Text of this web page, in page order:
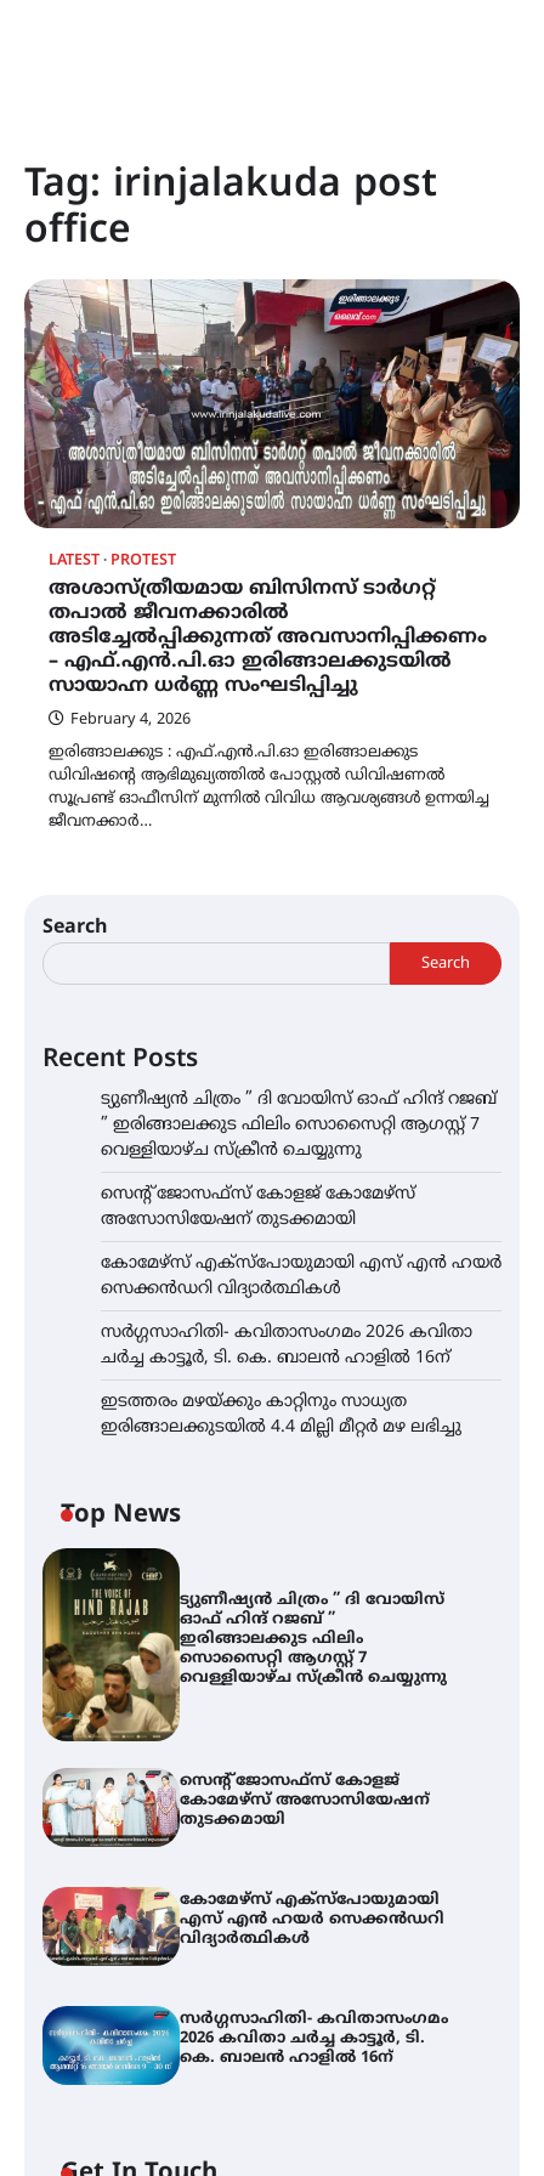
Tag: irinjalakuda post
office
LATEST PROTEST
അശാസ്ത്രീയമായ ബിസിനസ് ടാർഗറ്റ്
തപാൽ ജീവനക്കാരിൽ
അടിച്ചേൽപ്പിക്കുന്നത് അവസാനിപ്പിക്കണം
– എഫ്.എൻ.പി.ഓ ഇരിങ്ങാലക്കുടയിൽ
സായാഹ്ന ധർണ്ണ സംഘടിപ്പിച്ചു
February 4, 2026
ഇരിങ്ങാലക്കുട : എഫ്.എൻ.പി.ഓ ഇരിങ്ങാലക്കുട
ഡിവിഷന്റെ ആഭിമുഖ്യത്തിൽ പോസ്റ്റൽ ഡിവിഷണൽ
സൂപ്രണ്ട് ഓഫീസിന് മുന്നിൽ വിവിധ ആവശ്യങ്ങൾ ഉന്നയിച്ച
ജീവനക്കാർ…
Search
Search
Recent Posts
ട്യുണീഷ്യൻ ചിത്രം ” ദി വോയിസ് ഓഫ് ഹിന്ദ് റജബ്
” ഇരിങ്ങാലക്കുട ഫിലിം സൊസൈറ്റി ആഗസ്റ്റ് 7
വെള്ളിയാഴ്ച സ്‌ക്രീൻ ചെയ്യുന്നു
സെന്റ് ജോസഫ്സ് കോളജ് കോമേഴ്‌സ്
അസോസിയേഷന് തുടക്കമായി
കോമേഴ്സ് എക്സ്പോയുമായി എസ് എൻ ഹയർ
സെക്കൻഡറി വിദ്യാർത്ഥികൾ
സർഗ്ഗസാഹിതി- കവിതാസംഗമം 2026 കവിതാ
ചർച്ച കാട്ടൂർ, ടി. കെ. ബാലൻ ഹാളിൽ 16ന്
ഇടത്തരം മഴയ്ക്കും കാറ്റിനും സാധ്യത
ഇരിങ്ങാലക്കുടയിൽ 4.4 മില്ലി മീറ്റർ മഴ ലഭിച്ചു
Top News
ട്യുണീഷ്യൻ ചിത്രം ” ദി വോയിസ്
ഓഫ് ഹിന്ദ് റജബ് ”
ഇരിങ്ങാലക്കുട ഫിലിം
സൊസൈറ്റി ആഗസ്റ്റ് 7
വെള്ളിയാഴ്ച സ്‌ക്രീൻ ചെയ്യുന്നു
സെന്റ് ജോസഫ്സ് കോളജ്
കോമേഴ്‌സ് അസോസിയേഷന്
തുടക്കമായി
കോമേഴ്സ് എക്സ്പോയുമായി
എസ് എൻ ഹയർ സെക്കൻഡറി
വിദ്യാർത്ഥികൾ
സർഗ്ഗസാഹിതി- കവിതാസംഗമം
2026 കവിതാ ചർച്ച കാട്ടൂർ, ടി.
കെ. ബാലൻ ഹാളിൽ 16ന്